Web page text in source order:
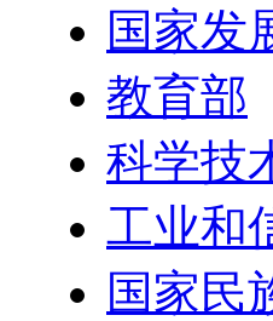
国家发
教育部
科学技
工业和
国家民